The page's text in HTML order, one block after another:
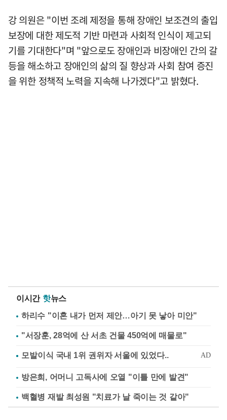
강 의원은 "이번 조례 제정을 통해 장애인 보조견의 출입
보장에 대한 제도적 기반 마련과 사회적 인식이 제고되
기를 기대한다"며 "앞으로도 장애인과 비장애인 간의 갈
등을 해소하고 장애인의 삶의 질 향상과 사회 참여 증진
을 위한 정책적 노력을 지속해 나가겠다"고 밝혔다.
이시간 핫뉴스
하리수 "이혼 내가 먼저 제안…아기 못 낳아 미안"
"서장훈, 28억에 산 서초 건물 450억에 매물로"
방은희, 어머니 고독사에 오열 "이틀 만에 발견"
백혈병 재발 최성원 "치료가 날 죽이는 것 같아"